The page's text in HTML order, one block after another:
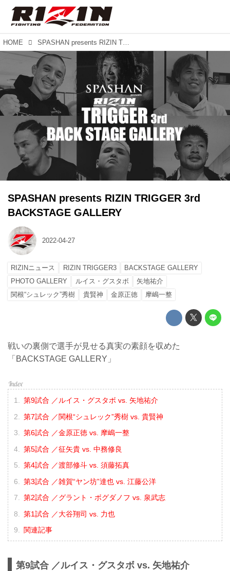
HOME SPASHAN presents RIZIN TRIGGER 3rd BACKSTAGE GALLERY
SPASHAN presents RIZIN TRIGGER 3rd
BACKSTAGE GALLERY
2022-04-27
RIZINニュース RIZIN TRIGGER3
BACKSTAGE GALLERY
PHOTO GALLERY
ルイス・グスタボ
矢地祐介
関根“シュレック”秀樹
貴賢神 金原正徳 摩嶋一整
戦いの裏側で選手が見せる真実の素顔を収めた
「BACKSTAGE GALLERY」
第9試合 ／ルイス・グスタボ vs. 矢地祐介
第7試合 ／関根“シュレック”秀樹 vs. 貴賢神
第6試合 ／金原正徳 vs. 摩嶋一整
第5試合 ／征矢貴 vs. 中務修良
第4試合 ／渡部修斗 vs. 須藤拓真
第3試合 ／雑賀“ヤン坊”達也 vs. 江藤公洋
第2試合 ／グラント・ボグダノフ vs. 泉武志
第1試合 ／大谷翔司 vs. 力也
関連記事
第9試合 ／ルイス・グスタボ vs. 矢地祐介